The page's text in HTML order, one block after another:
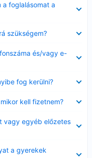
foglalásomat a
szükségem?
és/vagy e-
fog kerülni?
kell fizetnem?
vagy egyéb előzetes
a gyerekek